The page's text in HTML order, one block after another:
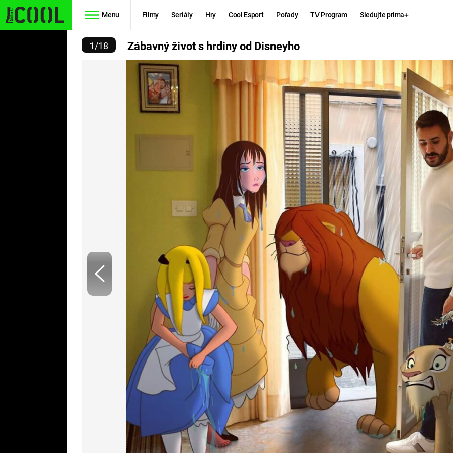
Menu Filmy Seriály Hry Cool Esport Pořady TV Program Sledujte prima+
Filmy
STAR WARS
AVENGERS
RYCHLE A
ZBĚSILE 10
PREDÁTOR
MAFIA
GTA 6
KINGDOM
COME:
DELIVERANCE
ESPORT
Zábava
GALERIE
KOMEDIE
CHUCK
NORRIS
S HRDINY OD DISNEYHO
1/18 Zábavný život s hrdiny od Disneyho